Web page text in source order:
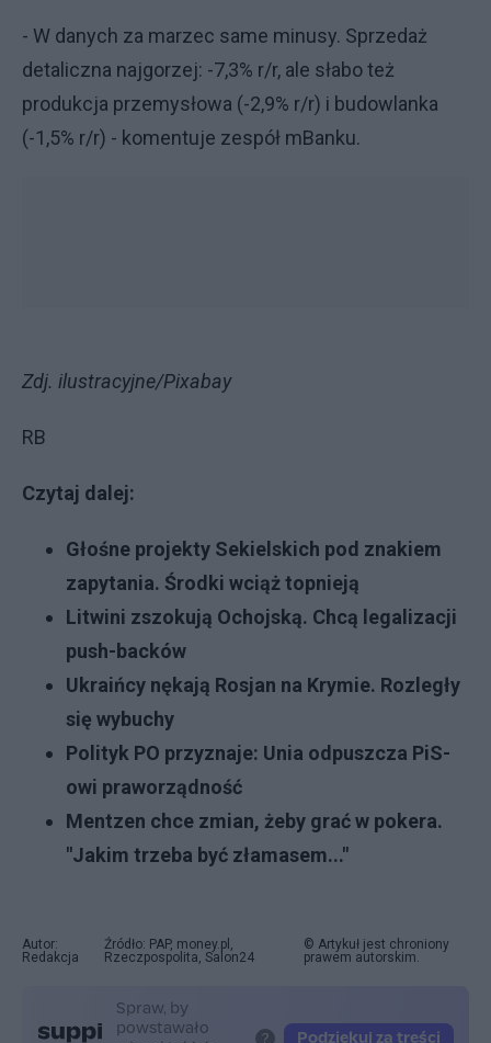
- W danych za marzec same minusy. Sprzedaż
detaliczna najgorzej: -7,3% r/r, ale słabo też
produkcja przemysłowa (-2,9% r/r) i budowlanka
(-1,5% r/r) - komentuje zespół mBanku.
Zdj. ilustracyjne/Pixabay
RB
Czytaj dalej:
Głośne projekty Sekielskich pod znakiem
zapytania. Środki wciąż topnieją
Litwini zszokują Ochojską. Chcą legalizacji
push-backów
Ukraińcy nękają Rosjan na Krymie. Rozległy
się wybuchy
Polityk PO przyznaje: Unia odpuszcza PiS-
owi praworządność
Mentzen chce zmian, żeby grać w pokera.
"Jakim trzeba być złamasem..."
Autor:
Redakcja
Źródło: PAP, money.pl,
Rzeczpospolita, Salon24
© Artykuł jest chroniony
prawem autorskim.